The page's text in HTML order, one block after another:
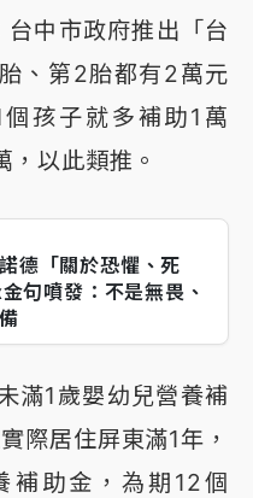
中市政府推出「台
、第2胎都有2萬元
孩子就多補助1萬
以此類推。
德「關於恐懼、死
句噴發：不是無畏、
滿1歲嬰幼兒營養補
際居住屏東滿1年，
補助金，為期12個